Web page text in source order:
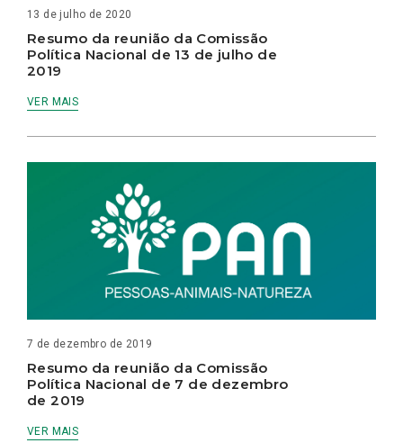
13 de julho de 2020
Resumo da reunião da Comissão
Política Nacional de 13 de julho de
2019
VER MAIS
7 de dezembro de 2019
Resumo da reunião da Comissão
Política Nacional de 7 de dezembro
de 2019
VER MAIS